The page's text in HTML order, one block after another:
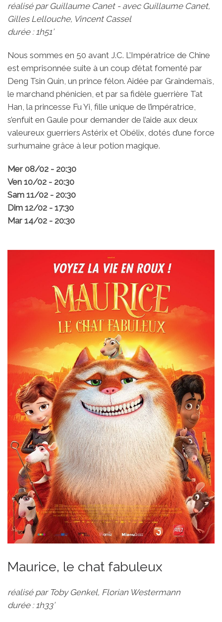
réalisé par Guillaume Canet - avec Guillaume Canet,
Gilles Lellouche, Vincent Cassel
durée : 1h51’
Nous sommes en 50 avant J.C. L’Impératrice de Chine
est emprisonnée suite à un coup d’état fomenté par
Deng Tsin Quin, un prince félon. Aidée par Graindemaïs,
le marchand phénicien, et par sa fidèle guerrière Tat
Han, la princesse Fu Yi, fille unique de l’impératrice,
s’enfuit en Gaule pour demander de l’aide aux deux
valeureux guerriers Astérix et Obélix, dotés d’une force
surhumaine grâce à leur potion magique.
Mer 08/02 - 20:30
Ven 10/02 - 20:30
Sam 11/02 - 20:30
Dim 12/02 - 17:30
Mar 14/02 - 20:30
Maurice, le chat fabuleux
réalisé par Toby Genkel, Florian Westermann
durée : 1h33’